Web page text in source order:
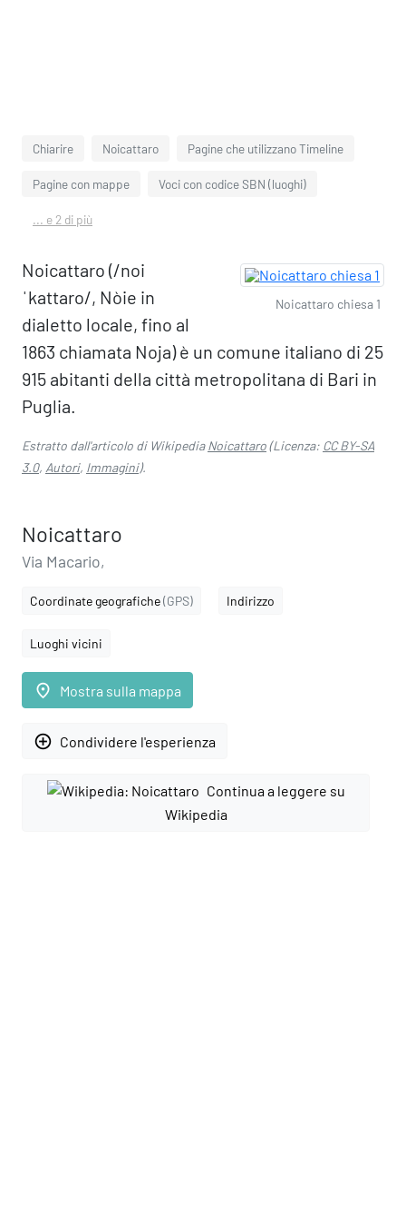
Chiarire Noicattaro Pagine che utilizzano Timeline
Pagine con mappe Voci con codice SBN (luoghi)
... e 2 di più
Noicattaro chiesa 1
Noicattaro (/noi
ˈkattaro/, Nòie in
dialetto locale, fino al
1863 chiamata Noja) è un comune italiano di 25
915 abitanti della città metropolitana di Bari in
Puglia.
Estratto dall'articolo di WikipediaNoicattaro(Licenza: CC BY-SA
3.0, Autori, Immagini).
Noicattaro
Via Macario,
Coordinate geografiche(GPS) Indirizzo
Luoghi vicini
place Mostra sulla mappa
add_circle_outline Condividere l'esperienza
Continua a leggere su
Wikipedia